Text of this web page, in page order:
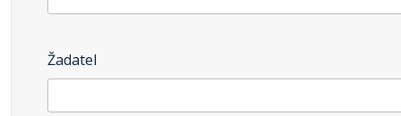
Žadatel